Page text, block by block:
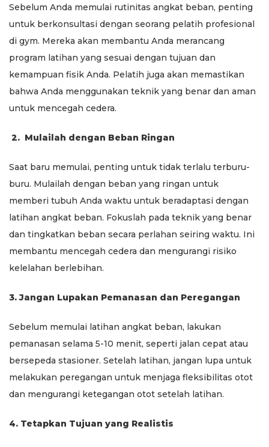
Sebelum Anda memulai rutinitas angkat beban, penting
untuk berkonsultasi dengan seorang pelatih profesional
di gym. Mereka akan membantu Anda merancang
program latihan yang sesuai dengan tujuan dan
kemampuan fisik Anda. Pelatih juga akan memastikan
bahwa Anda menggunakan teknik yang benar dan aman
untuk mencegah cedera.
2. Mulailah dengan Beban Ringan
Saat baru memulai, penting untuk tidak terlalu terburu-
buru. Mulailah dengan beban yang ringan untuk
memberi tubuh Anda waktu untuk beradaptasi dengan
latihan angkat beban. Fokuslah pada teknik yang benar
dan tingkatkan beban secara perlahan seiring waktu. Ini
membantu mencegah cedera dan mengurangi risiko
kelelahan berlebihan.
3. Jangan Lupakan Pemanasan dan Peregangan
Sebelum memulai latihan angkat beban, lakukan
pemanasan selama 5-10 menit, seperti jalan cepat atau
bersepeda stasioner. Setelah latihan, jangan lupa untuk
melakukan peregangan untuk menjaga fleksibilitas otot
dan mengurangi ketegangan otot setelah latihan.
4. Tetapkan Tujuan yang Realistis